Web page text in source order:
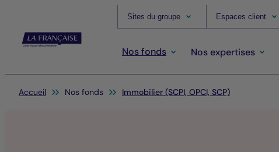
Sites du groupe Espaces client
Nos fonds Nos expertises
Vous êtes ici:
Accueil Nos fonds Immobilier (SCPI, OPCI, SCP)